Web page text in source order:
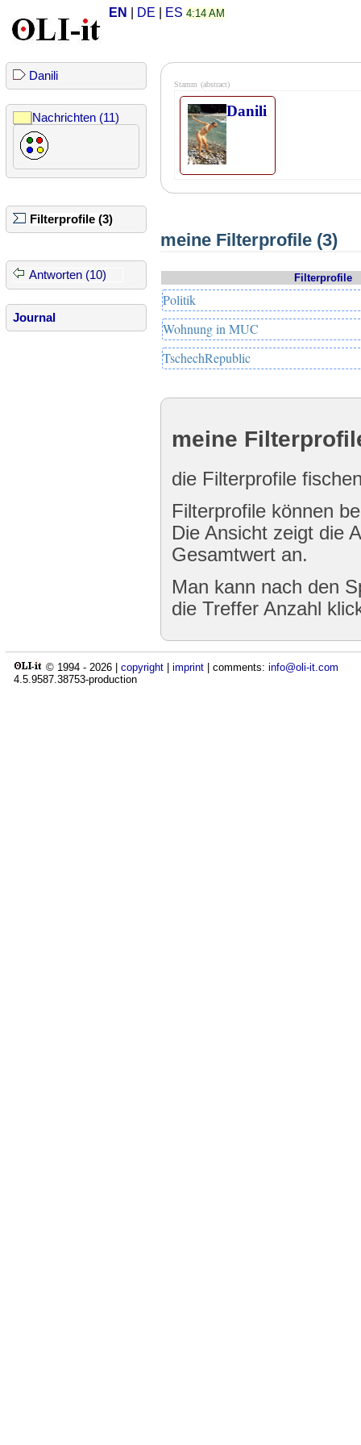
EN DE ES 4:14 AM
Danili
Nachrichten (11)
Filterprofile (3)
Antworten (10)
Journal
Stamm (abstract)
Danili
meine Filterprofile (3)
Filterprofile
Politik
Wohnung in MUC
TschechRepublic
meine
die Filterprofile
Filterprofile können
Die Ansicht zeigt die
Gesamtwert an.
Man kann nach den
die Treffer Anzahl
© 1994 - 2026 copyright imprint | comments: info@oli-it.com
4.5.9587.38753-production